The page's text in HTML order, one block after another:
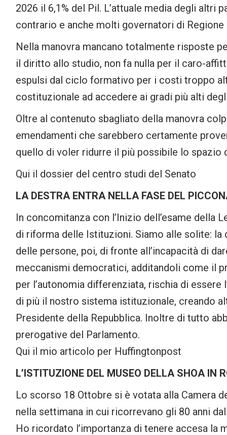
2026 il 6,1% del Pil. L’attuale media degli altri
contrario e anche molti governatori di
Nella manovra mancano totalmente risposte
il diritto allo studio, non fa nulla per il caro-
espulsi dal ciclo formativo per i costi troppo
costituzionale ad accedere ai gradi più alti
Oltre al contenuto sbagliato della manovra
emendamenti che sarebbero certamente
quello di voler ridurre il più possibile lo spazio
Qui il dossier del centro studi del Senato
LA DESTRA ENTRA NELLA FASE DEL
In concomitanza con l’Inizio dell’esame della
di riforma delle Istituzioni. Siamo alle solite:
delle persone, poi, di fronte all’incapacità di
meccanismi democratici, additandoli come il
per l’autonomia differenziata, rischia di
di più il nostro sistema istituzionale, creando
Presidente della Repubblica. Inoltre di tutto
prerogative del Parlamento.
Qui il mio articolo per Huffingtonpost
L’ISTITUZIONE DEL MUSEO DELLA SHOA IN
Lo scorso 18 Ottobre si è votata alla Camera
nella settimana in cui ricorrevano gli 80 anni
Ho ricordato l’importanza di tenere accesa la